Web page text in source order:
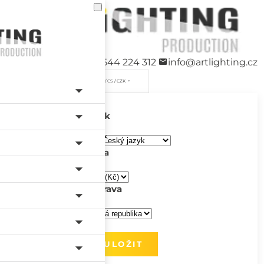
+420 544 224 312 info@artlighting.cz
/ CS / CZK
Jazyk
Měna
Doprava